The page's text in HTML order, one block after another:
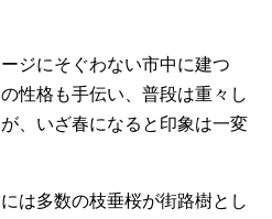
ジにそぐわない市中に建つ
性格も手伝い、普段は重々し
、いざ春になると印象は一変
は多数の枝垂桜が街路樹とし